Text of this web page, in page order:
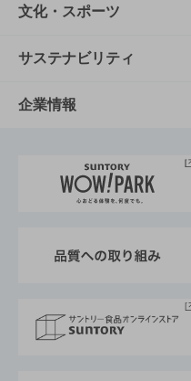
商品一覧
商品発売情報
栄養成分一覧
知る・楽しむTOP
キャンペーン
工場見学
地域情報
文化・スポーツ
文化・スポーツTOP
サントリーホール
サントリーサンバーズ
サステナビリティ
サステナビリティTOP
サントリーが考えるサ
企業情報
企業概要
採用情報